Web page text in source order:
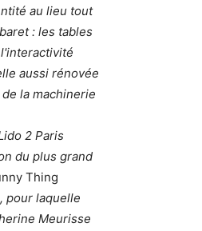
au lieu tout
: les tables
aussi rénovée
la machinerie
2 Paris
du plus grand
Thing
, pour laquelle
Meurisse